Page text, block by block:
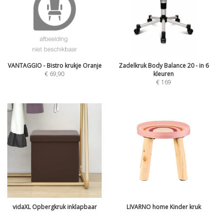
VANTAGGIO - Bistro krukje Oranje
€ 69,90
Zadelkruk Body Balance 20 - in 6
kleuren
€ 169
vidaXL Opbergkruk inklapbaar
LIVARNO home Kinder kruk